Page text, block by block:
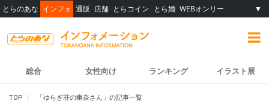
とらのあな インフォ 通販 店舗 とらコイン とら婚 WEBオンリー ▼
総合 女性向け ランキング イラスト展
TOP 「ゆらぎ荘の幽奈さん」の記事一覧